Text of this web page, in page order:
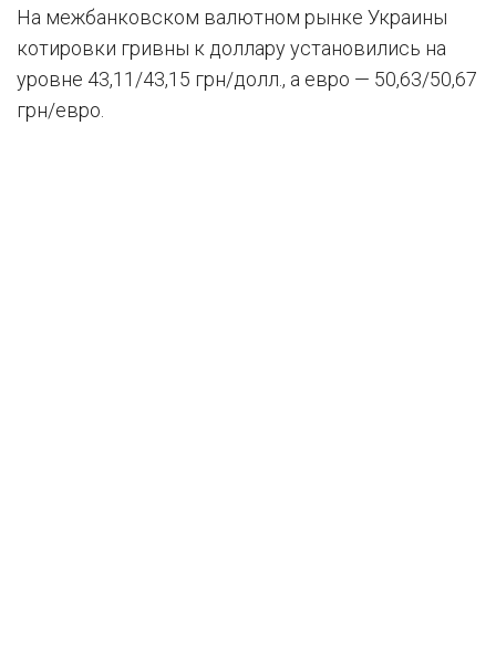
На межбанковском валютном рынке Украины
котировки гривны к доллару установились на
уровне 43,11/43,15 грн/долл., а евро — 50,63/50,67
грн/евро.